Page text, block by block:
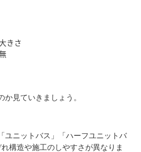
きさ
か見ていきましょう。
ユニットバス」「ハーフユニットバ
構造や施工のしやすさが異なりま